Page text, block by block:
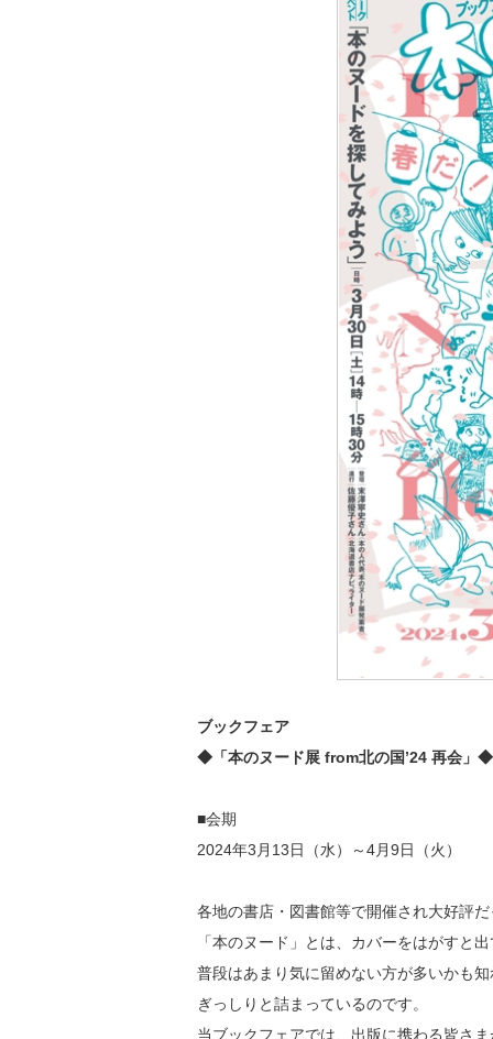
ブックフェア
◆「本のヌード展 from北の国’24 再会」◆
■会期
2024年3月13日（水）～4月9日（火）
各地の書店・図書館等で開催され大好評だ
「本のヌード」とは、カバーをはがすと
普段はあまり気に留めない方が多いかも
ぎっしりと詰まっているのです。
当ブックフェアでは、出版に携わる皆さ